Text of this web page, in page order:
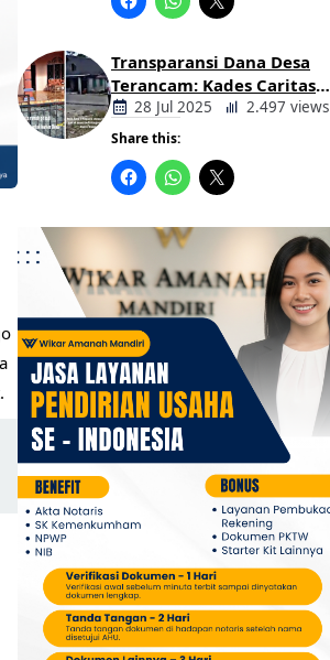
Transparansi Dana Desa
Terancam: Kades Caritas
Sogawunasi Diduga
Gelapkan Bantuan untuk
Warga
28 Jul 2025 2.497 views
Share this: